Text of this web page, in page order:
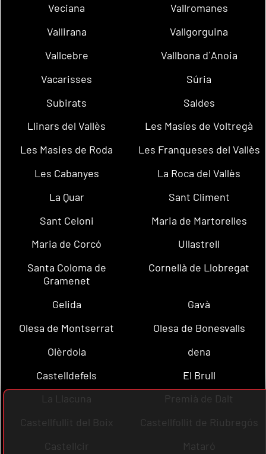
Veciana
Vallromanes
Vallirana
Vallgorguina
Vallcebre
Vallbona d´Anoia
Vacarisses
Súria
Subirats
Saldes
Llinars del Vallès
Les Masíes de Voltregà
Les Masies de Roda
Les Franqueses del Vallès
Les Cabanyes
La Roca del Vallès
La Quar
Sant Climent
Sant Celoni
Maria de Martorelles
Maria de Corcó
Ullastrell
Santa Coloma de
Gramenet
Cornellà de Llobregat
Gelida
Gavà
Olesa de Montserrat
Olesa de Bonesvalls
Olèrdola
dena
Castelldefels
El Brull
La Llacuna
Premià de Dalt
Castellfullit del Boix
Castellfollit de Riubregós
Castellcir
Mataró